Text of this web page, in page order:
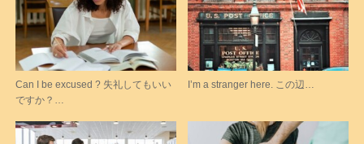
Can I be excused ? 失礼してもいい
ですか？…
I’m a stranger here. この辺…